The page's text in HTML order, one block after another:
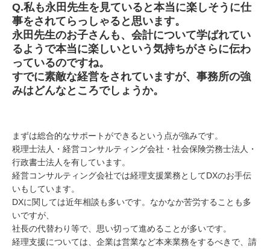
Q.私も永田先生を見ていると本当に楽しそうに仕
事をされてらっしゃると思います。
永田先生のお子さんも、会計について学ばれてい
るようで本当に楽しいという気持ちがさらに伝わ
っているのですね。
すでに素敵な経営をされていますが、事務所の強
みはどんなところでしょうか。
まずは総合的なサポートができるという点が強みです。
税理士法人・経営コンサルティング会社・社会保険労務士法人・
行政書士法人を有しています。
経営コンサルティング会社では経理支援業務としてDXのお手伝
いもしています。
DXに関しては近年相談も多いです。なかなか苦労することも多
いですが、
社長の代替わり等で、思い切って進めることが多いです。
経理支援については、企業は営業など本来業務をするべきで、請